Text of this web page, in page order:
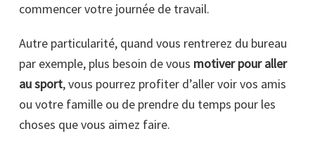
commencer votre journée de travail.
Autre particularité, quand vous rentrerez du bureau
par exemple, plus besoin de vous motiver pour aller
au sport, vous pourrez profiter d’aller voir vos amis
ou votre famille ou de prendre du temps pour les
choses que vous aimez faire.